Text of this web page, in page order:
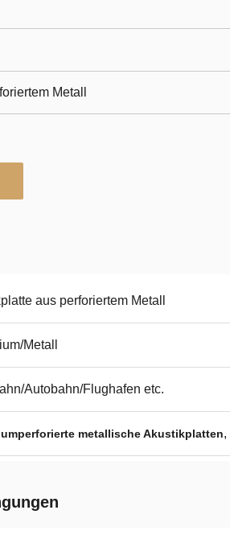
Metall
aus perforiertem Metall
Metall
Autobahn/Flughafen etc.
metallische Akustikplatten,